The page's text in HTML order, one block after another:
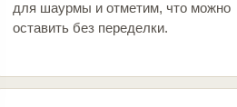
для шаурмы и отметим, что можно
оставить без переделки.